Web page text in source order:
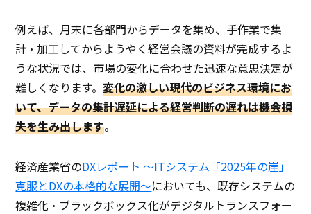
例えば、月末に各部門からデータを集め、手作業で集
計・加工してからようやく経営会議の資料が完成するよ
うな状況では、市場の変化に合わせた迅速な意思決定が
難しくなります。変化の激しい現代のビジネス環境にお
いて、データの集計遅延による経営判断の遅れは機会損
失を生み出します。
経済産業省のDXレポート ～ITシステム「2025年の崖」
克服とDXの本格的な展開～においても、既存システムの
複雑化・ブラックボックス化がデジタルトランスフォー